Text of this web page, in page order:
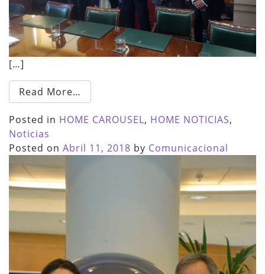
[…]
Read More…
Posted in HOME CAROUSEL, HOME NOTICIAS,
Noticias
Posted on Abril 11, 2018 by Comunicacional